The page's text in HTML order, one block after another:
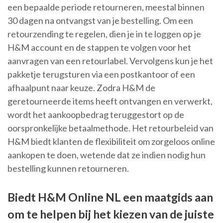
een bepaalde periode retourneren, meestal binnen
30 dagen na ontvangst van je bestelling. Om een
retourzending te regelen, dien je in te loggen op je
H&M account en de stappen te volgen voor het
aanvragen van een retourlabel. Vervolgens kun je het
pakketje terugsturen via een postkantoor of een
afhaalpunt naar keuze. Zodra H&M de
geretourneerde items heeft ontvangen en verwerkt,
wordt het aankoopbedrag teruggestort op de
oorspronkelijke betaalmethode. Het retourbeleid van
H&M biedt klanten de flexibiliteit om zorgeloos online
aankopen te doen, wetende dat ze indien nodig hun
bestelling kunnen retourneren.
Biedt H&M Online NL een maatgids aan
om te helpen bij het kiezen van de juiste